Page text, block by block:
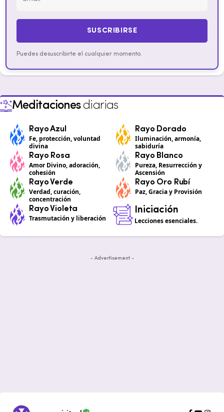
SUSCRIBIRSE
Puedes desuscribirte el cualquier momento.
Meditacionesdiarias
Rayo Azul
Fe, protección, voluntad
divina
Rayo Dorado
Iluminación, armonía,
sabiduría
Rayo Rosa
Amor Divino, adoración,
cohesión
Rayo Blanco
Pureza, Resurrección y
Ascensión
Rayo Verde
Verdad, curación,
concentración
Rayo Oro Rubí
Paz, Gracia y Provisión
Rayo Violeta
Trasmutación y liberación
Iniciación
Lecciones esenciales.
- Advertisement -